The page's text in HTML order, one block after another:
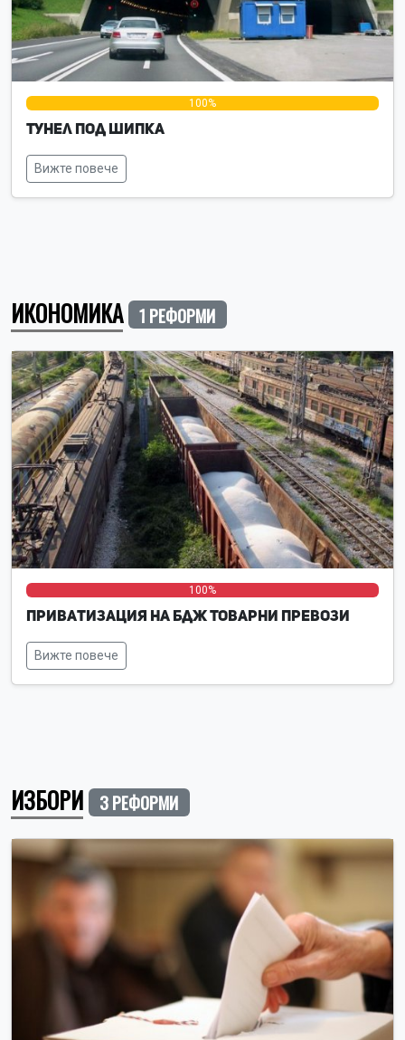
0% 100%
Тунел под Шипка
Вижте повече
ИКОНОМИКА 1 РЕФОРМИ
0%
0% 100%
Приватизация на БДЖ Товарни превози
Вижте повече
ИЗБОРИ 3 РЕФОРМИ